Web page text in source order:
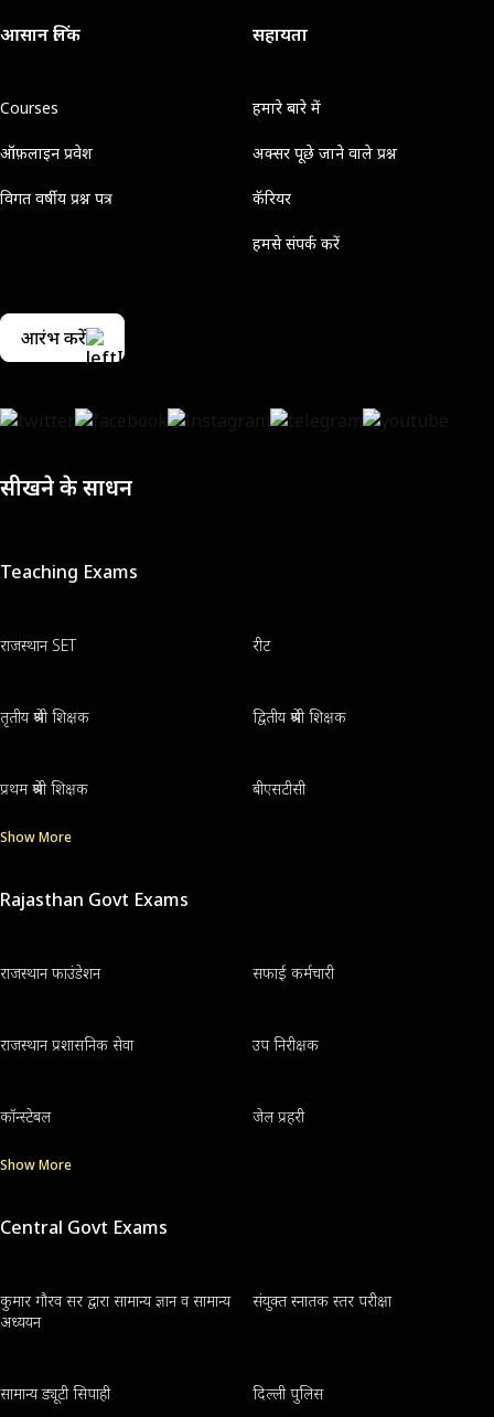
आसान लिंक
Courses
ऑफ़लाइन प्रवेश
विगत वर्षीय प्रश्न पत्र
सहायता
हमारे बारे में
अक्सर पूछे जाने वाले प्रश्न
कॅरियर
हमसे संपर्क करें
आरंभ करें
सीखने के साधन
Teaching Exams
राजस्थान SET रीट
तृतीय श्रेणी शिक्षक द्वितीय श्रेणी शिक्षक
प्रथम श्रेणी शिक्षक बीएसटीसी
Show More
Rajasthan Govt Exams
राजस्थान फाउंडेशन सफाई कर्मचारी
राजस्थान प्रशासनिक सेवा उप निरीक्षक
कॉन्स्टेबल जेल प्रहरी
Show More
Central Govt Exams
कुमार गौरव सर द्वारा सामान्य ज्ञान व सामान्य
अध्ययन
संयुक्त स्नातक स्तर परीक्षा
सामान्य ड्यूटी सिपाही दिल्ली पुलिस